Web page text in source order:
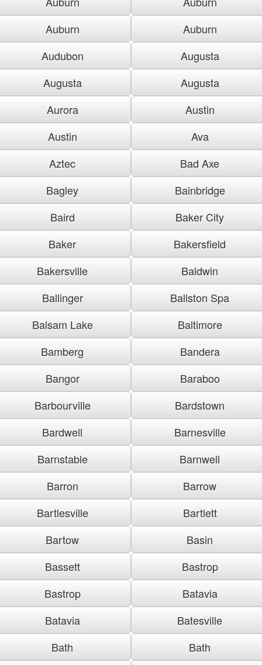
Auburn
Auburn
Audubon
Augusta
Augusta
Augusta
Aurora
Austin
Austin
Ava
Aztec
Bad Axe
Bagley
Bainbridge
Baird
Baker City
Baker
Bakersfield
Bakersville
Baldwin
Ballinger
Ballston Spa
Balsam Lake
Baltimore
Bamberg
Bandera
Bangor
Baraboo
Barbourville
Bardstown
Bardwell
Barnesville
Barnstable
Barnwell
Barron
Barrow
Bartlesville
Bartlett
Bartow
Basin
Bassett
Bastrop
Bastrop
Batavia
Batavia
Batesville
Bath
Bath